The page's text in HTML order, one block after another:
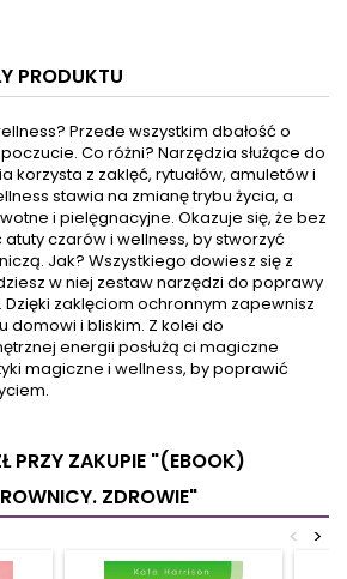
PRODUKTU
Przede wszystkim dbałość o
Co różni? Narzędzia służące do
korzysta z zaklęć, rytuałów, amuletów i
stawia na zmianę trybu życia, a
i pielęgnacyjne. Okazuje się, że bez
czarów i wellness, by stworzyć
Jak? Wszystkiego dowiesz się z
w niej zestaw narzędzi do poprawy
zaklęciom ochronnym zapewnisz
domowi i bliskim. Z kolei do
energii posłużą ci magiczne
magiczne i wellness, by poprawić
PRZY ZAKUPIE "(EBOOK)
ZDROWIE"
>
<